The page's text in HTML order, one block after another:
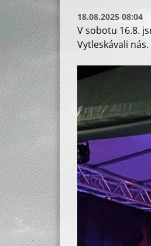
18.08.2025 08:04
V sobotu 16.8.
Vytleskávali